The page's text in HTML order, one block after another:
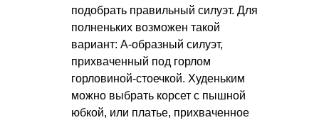
подобрать правильный силуэт. Для
полненьких возможен такой
вариант: А-образный силуэт,
прихваченный под горлом
горловиной-стоечкой. Худеньким
можно выбрать корсет с пышной
юбкой, или платье, прихваченное